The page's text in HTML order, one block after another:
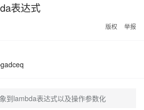
表达式
版权 举报
到lambda表达式以及操作参数化